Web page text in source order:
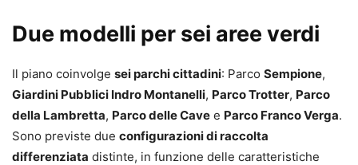
Due modelli per sei aree verdi
Il piano coinvolge sei parchi cittadini: Parco Sempione,
Giardini Pubblici Indro Montanelli, Parco Trotter, Parco
della Lambretta, Parco delle Cave e Parco Franco Verga.
Sono previste due configurazioni di raccolta
differenziata distinte, in funzione delle caratteristiche